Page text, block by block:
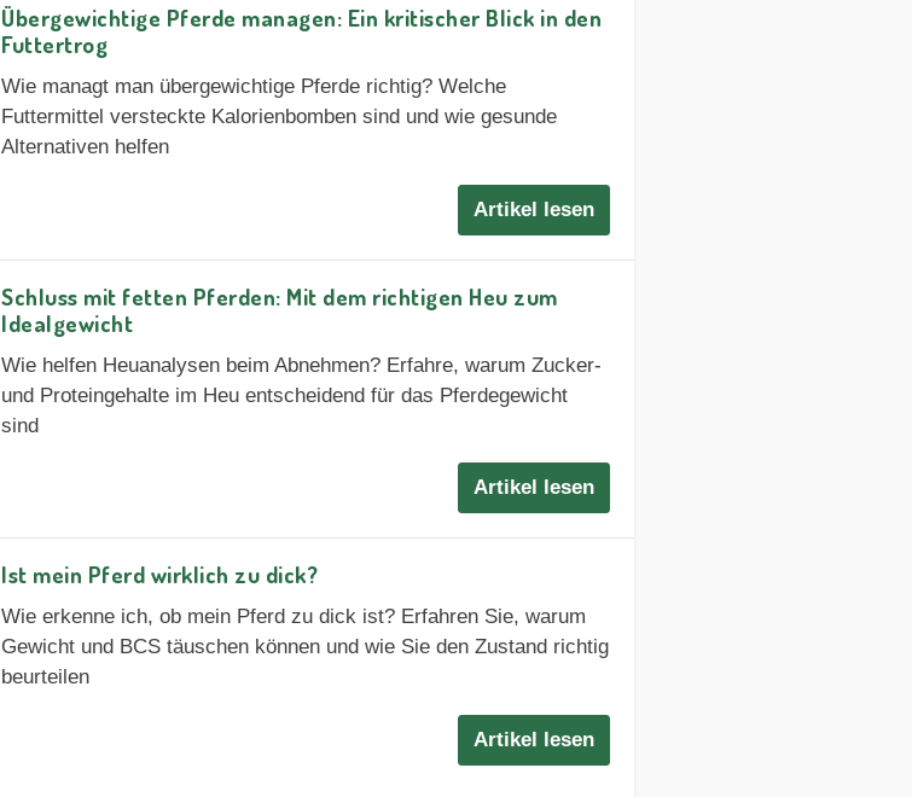
Übergewichtige Pferde managen: Ein kritischer Blick in den
Futtertrog
Wie managt man übergewichtige Pferde richtig? Welche
Futtermittel versteckte Kalorienbomben sind und wie gesunde
Alternativen helfen
Artikel lesen
Schluss mit fetten Pferden: Mit dem richtigen Heu zum
Idealgewicht
Wie helfen Heuanalysen beim Abnehmen? Erfahre, warum Zucker-
und Proteingehalte im Heu entscheidend für das Pferdegewicht
sind
Artikel lesen
Ist mein Pferd wirklich zu dick?
Wie erkenne ich, ob mein Pferd zu dick ist? Erfahren Sie, warum
Gewicht und BCS täuschen können und wie Sie den Zustand richtig
beurteilen
Artikel lesen